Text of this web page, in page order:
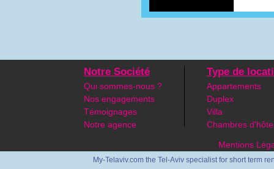
Notre Société
Qui sommes-nous ?
Nos engagements
Témoignages
Notre agence
Type de
Appartements
Duplex
Villa
Chambres
Mentions
My-Telaviv.com the Tel-Aviv specialist for short term